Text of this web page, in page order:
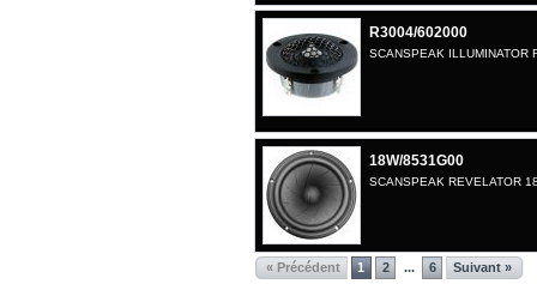
R3004/602000
SCANSPEAK ILLUMINATOR
18W/8531G00
SCANSPEAK REVELATOR
« Précédent 1 2 ... 6 Suivant »